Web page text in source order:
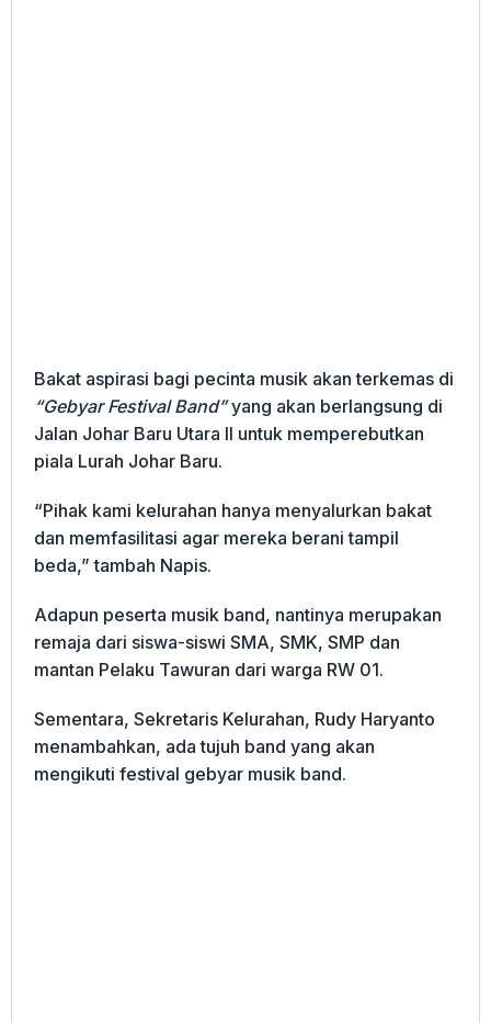
Bakat aspirasi bagi pecinta musik akan terkemas di
“Gebyar Festival Band”yang akan berlangsung di
Jalan Johar Baru Utara II untuk memperebutkan
piala Lurah Johar Baru.
“Pihak kami kelurahan hanya menyalurkan bakat
dan memfasilitasi agar mereka berani tampil
beda,” tambah Napis.
Adapun peserta musik band, nantinya merupakan
remaja dari siswa-siswi SMA, SMK, SMP dan
mantan Pelaku Tawuran dari warga RW 01.
Sementara, Sekretaris Kelurahan, Rudy Haryanto
menambahkan, ada tujuh band yang akan
mengikuti festival gebyar musik band.